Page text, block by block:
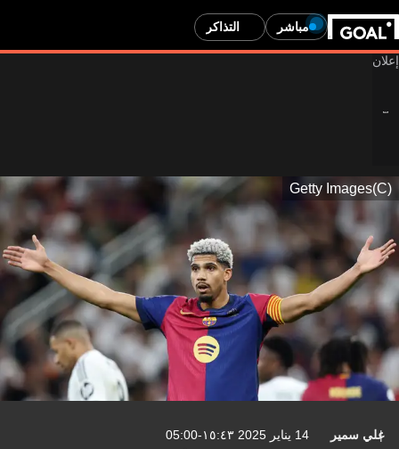
مباشر التذاكر
(C)Getty Images
علي سمير 14 يناير 2025 ١٥:٤٣-05:00